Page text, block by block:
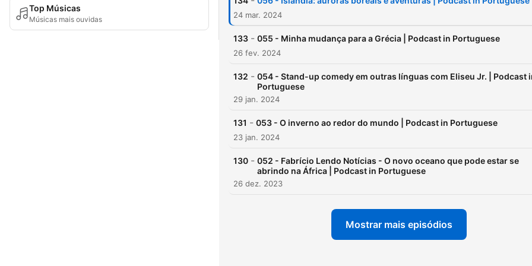
Top Músicas
Músicas mais ouvidas 24 mar. 2024
133 - 055 - Minha mudança para a Grécia | Podcast in Portuguese
26 fev. 2024
132 - 054 - Stand-up comedy em outras línguas com Eliseu Jr. | Podcast
Portuguese
29 jan. 2024
131 - 053 - O inverno ao redor do mundo | Podcast in Portuguese
23 jan. 2024
130 - 052 - Fabrício Lendo Notícias - O novo oceano que pode estar se
abrindo na África | Podcast in Portuguese
26 dez. 2023
Mostrar mais episódios